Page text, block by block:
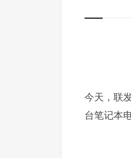
今天，联
台笔记本